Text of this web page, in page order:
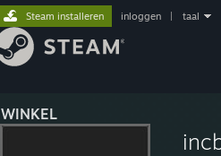
WINKEL
Steam installeren inloggen taal